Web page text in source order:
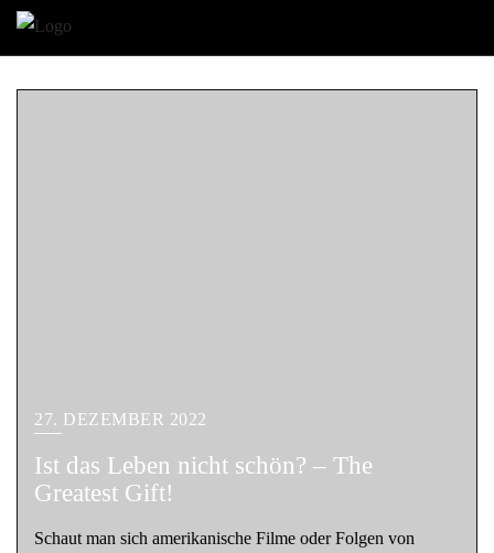
27. DEZEMBER 2022
Ist das Leben nicht schön? – The
Greatest Gift!
Schaut man sich amerikanische Filme oder Folgen von